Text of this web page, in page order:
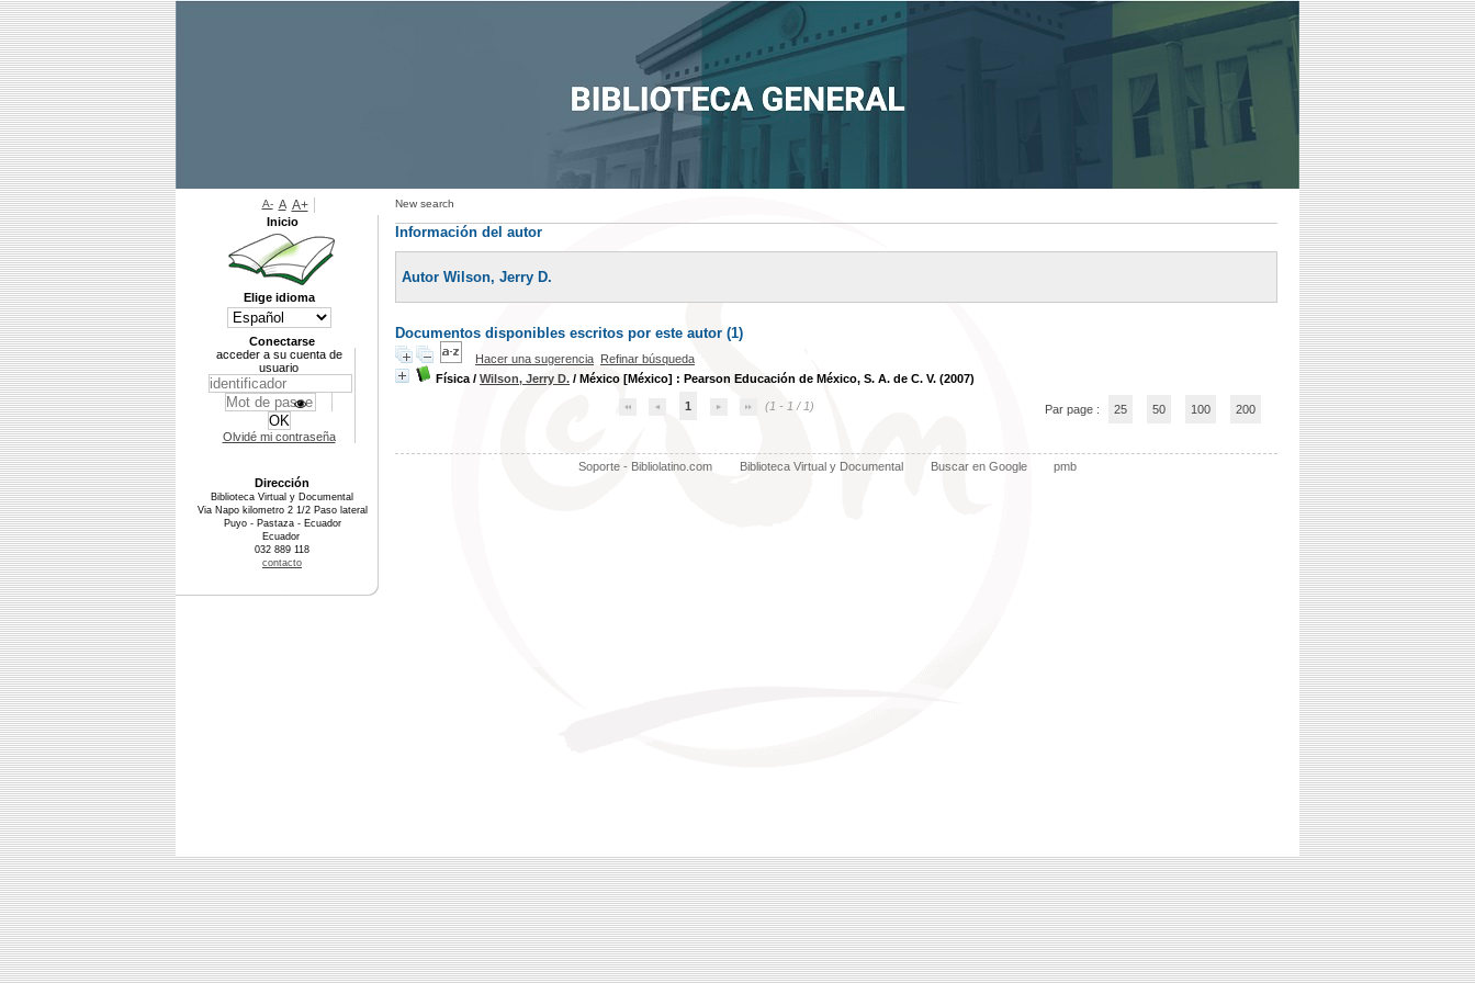
New search
Información del autor
Autor Wilson, Jerry D.
Documentos disponibles escritos por este autor (1)
Hacer una sugerencia Refinar búsqueda
Física / Wilson, Jerry D. / México [México] : Pearson Educación de México, S. A. de C. V. (2007)
1 (1 - 1 / 1) Par page : 25 50 100 200
Soporte - Bibliolatino.com Biblioteca Virtual y Documental Buscar en Google pmb
A- A A+
Inicio
Elige idioma
Conectarse
acceder a su cuenta de
usuario
Olvidé mi contraseña
Dirección
Biblioteca Virtual y Documental
Via Napo kilometro 2 1/2 Paso lateral
Puyo - Pastaza - Ecuador
Ecuador
032 889 118
contacto